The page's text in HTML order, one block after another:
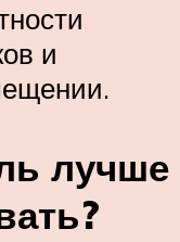
и
лучше